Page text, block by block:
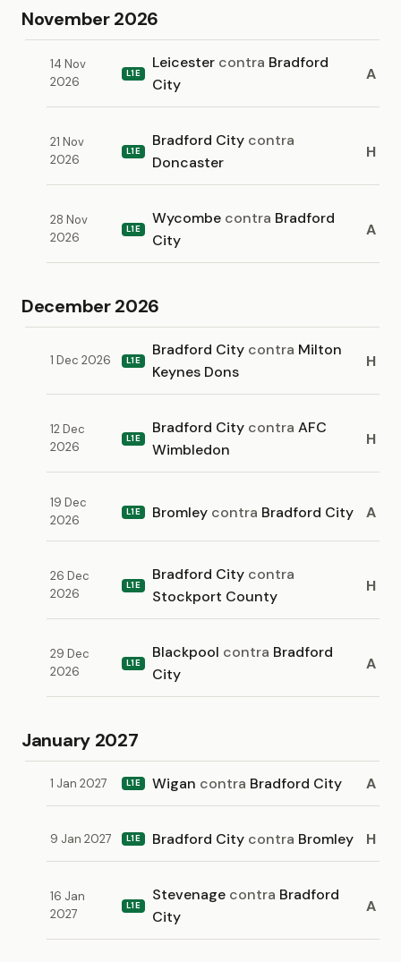
November 2026
14 Nov
2026
L1E
Leicester contra Bradford
City
A
21 Nov
2026
L1E
Bradford City contra
Doncaster
H
28 Nov
2026
L1E
Wycombe contra Bradford
City
A
December 2026
1 Dec 2026 L1E
Bradford City contra Milton
Keynes Dons
H
12 Dec
2026
L1E
Bradford City contra AFC
Wimbledon
H
19 Dec
2026
L1E Bromley contra Bradford City A
26 Dec
2026
L1E
Bradford City contra
Stockport County
H
29 Dec
2026
L1E
Blackpool contra Bradford
City
A
January 2027
1 Jan 2027 L1E Wigan contra Bradford City A
9 Jan 2027 L1E Bradford City contra Bromley H
16 Jan
2027
L1E
Stevenage contra Bradford
City
A